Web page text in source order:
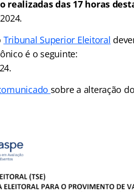
realizadas das 17 horas
Tribunal Superior Eleitoral
é o seguinte:
sobre a alteração